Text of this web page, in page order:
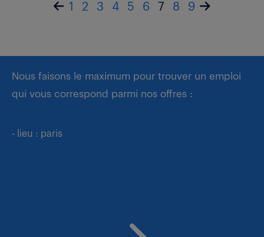
1 2 3 4 5 6 7 8 9
Nous faisons le maximum pour trouver un emploi
qui vous correspond parmi nos offres :
- lieu : paris